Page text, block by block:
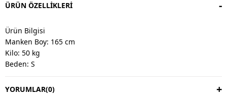
ÜRÜN ÖZELLIKLERI
Ürün Bilgisi
Manken Boy: 165 cm
Kilo: 50 kg
Beden: S
Değişim & İade
YORUMLAR(0)